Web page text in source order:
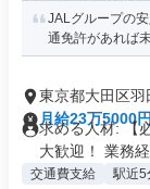
JALグループの
通免許があれば
東京都大田区羽
月給23万5000
求める人材: 【
大歓迎！ 業務経
交通費支給 駅近5